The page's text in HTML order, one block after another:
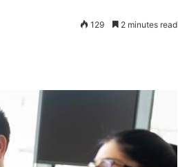
129 2 minutes read